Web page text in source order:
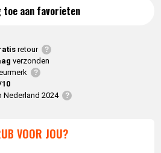
toe aan favorieten
retour
verzonden
10
Nederland 2024
VOOR JOU?